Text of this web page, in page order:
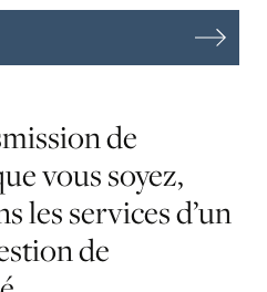
de
voussoyez,
lesservicesd’un
de